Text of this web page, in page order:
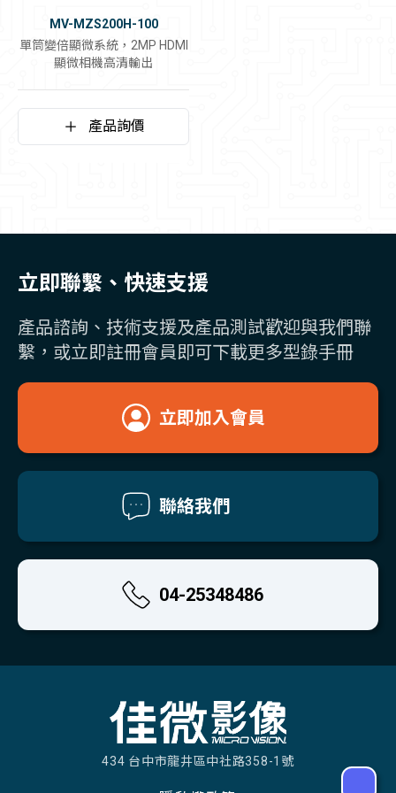
MV-MZS200H-100
單筒變倍顯微系統，2MP HDMI
顯微相機高清輸出
產品詢價
立即聯繫、快速支援
產品諮詢、技術支援及產品測試歡迎與我們聯
繫，或立即註冊會員即可下載更多型錄手冊
立即加入會員
聯絡我們
04-25348486
434 台中市龍井區中社路358-1號